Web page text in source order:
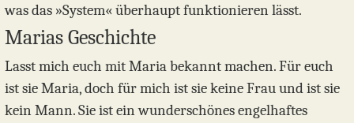
was das »System« überhaupt funktionieren lässt.
Marias Geschichte
Lasst mich euch mit Maria bekannt machen. Für euch
ist sie Maria, doch für mich ist sie keine Frau und ist sie
kein Mann. Sie ist ein wunderschönes engelhaftes